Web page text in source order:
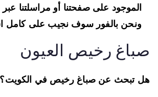
الموجود على صفحتنا أو مراسلتنا عبر
ونحن بالفور سوف نجيب على كامل
رخيص العيون
تبحث عن صباغ رخيص في الكويت؟